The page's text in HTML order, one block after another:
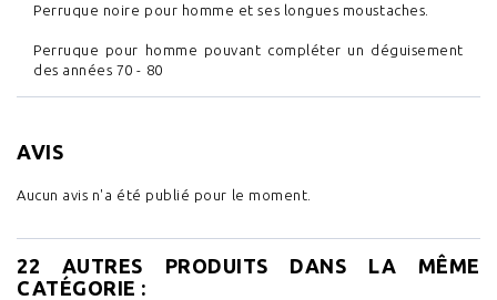
Perruque noire pour homme et ses longues moustaches.
Perruque pour homme pouvant compléter un déguisement
des années 70 - 80
AVIS
Aucun avis n'a été publié pour le moment.
22 AUTRES PRODUITS DANS LA MÊME
CATÉGORIE :